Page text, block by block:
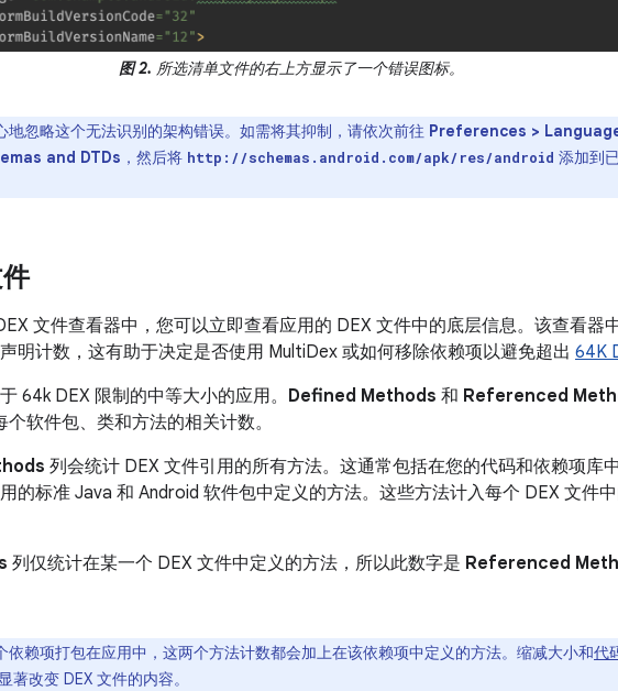
图 2. 所选清单文件的右上方显示了一个错误图标。
地忽略这个无法识别的架构错误。如需将其抑制，请依次前往 Preferences >
and DTDs ，然后将 http://schemas.android.com/apk/res/android 添加到
文件查看器中，您可以立即查看应用的 DEX 文件中的底层信息。该查看器
明计数，这有助于决定是否使用 MultiDex 或如何移除依赖项以避免超出 64K
64k DEX 限制的中等大小的应用。 Defined Methods 和 Referenced
软件包、类和方法的相关计数。
列会统计 DEX 文件引用的所有方法。这通常包括在您的代码和依赖项库
的标准 Java 和 Android 软件包中定义的方法。这些方法计入每个 DEX 文件
列仅统计在某一个 DEX 文件中定义的方法，所以此数字是 Referenced
依赖项打包在应用中，这两个方法计数都会加上在该依赖项中定义的方法。缩减大小和代
著改变 DEX 文件的内容。